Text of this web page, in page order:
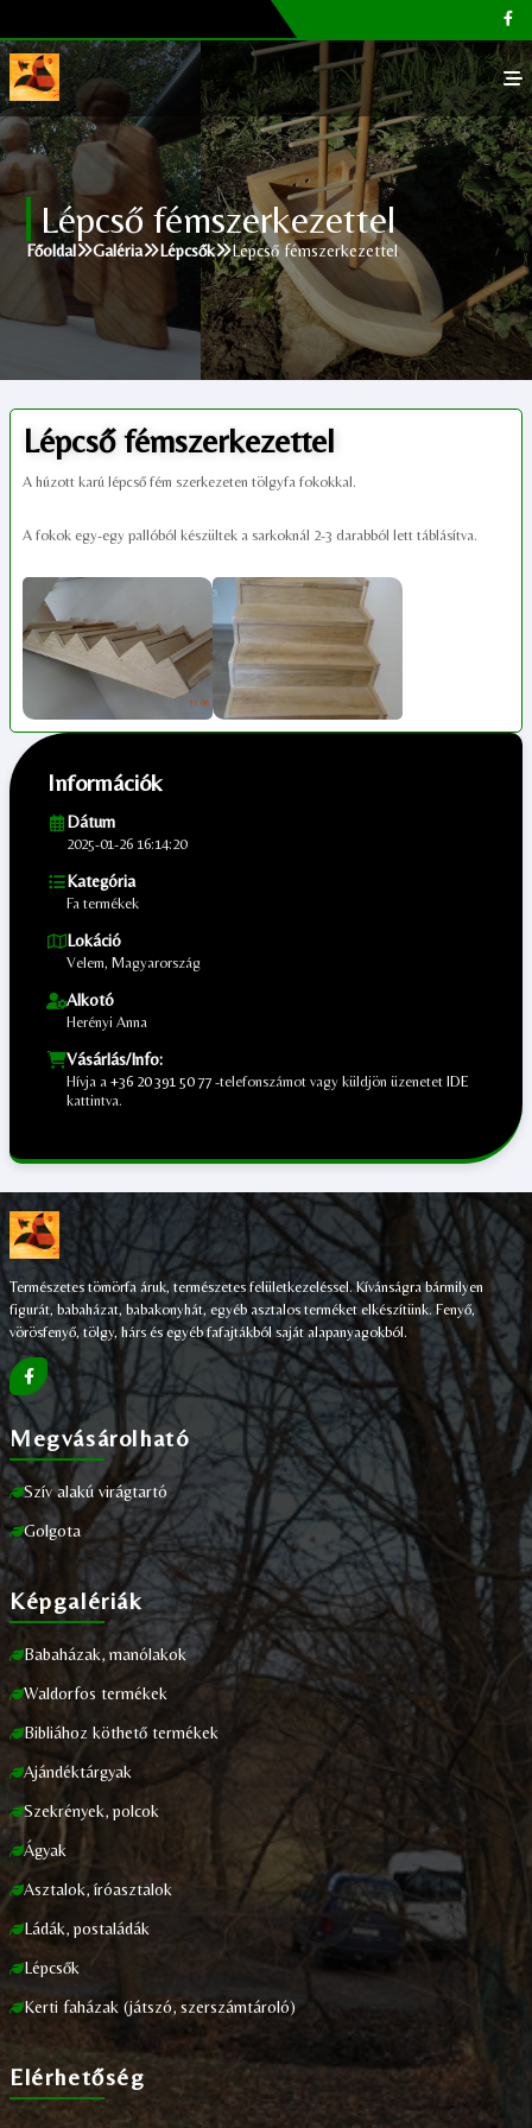
Főoldal
Galéria
Megvásárolható termékek
Cikkek, tippek
Lépcső fémszerkezettel
Főoldal Galéria Lépcsők Lépcső fémszerkezettel
Lépcső fémszerkezettel
A húzott karú lépcső fém szerkezeten tölgyfa fokokkal.
A fokok egy-egy pallóból készültek a sarkoknál 2-3 darabból lett táblásítva.
Információk
Dátum
2025-01-26 16:14:20
Kategória
Fa termékek
Lokáció
Velem, Magyarország
Alkotó
Herényi Anna
Vásárlás/Info:
Hívja a +36 20 391 50 77 -telefonszámot vagy küldjön üzenetet IDE
kattintva.
Természetes tömörfa áruk, természetes felületkezeléssel. Kívánságra bármilyen
figurát, babaházat, babakonyhát, egyéb asztalos terméket elkészítünk. Fenyő,
vörösfenyő, tölgy, hárs és egyéb fafajtákból saját alapanyagokból.
Megvásárolható
Szív alakú virágtartó
Golgota
Képgalériák
Babaházak, manólakok
Waldorfos termékek
Bibliához köthető termékek
Ajándéktárgyak
Szekrények, polcok
Ágyak
Asztalok, íróasztalok
Ládák, postaládák
Lépcsők
Kerti faházak (játszó, szerszámtároló)
Elérhetőség